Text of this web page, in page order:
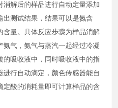
消解后的样品进行自动定量添加
测试结果，结果可以是氮含
含量。具体反应步骤为样品消解
氨气，氨气与蒸汽一起经过冷凝
的吸收液中，同时吸收液中的指
行自动滴定，颜色传感器能自
定酸的消耗量即可计算样品的含